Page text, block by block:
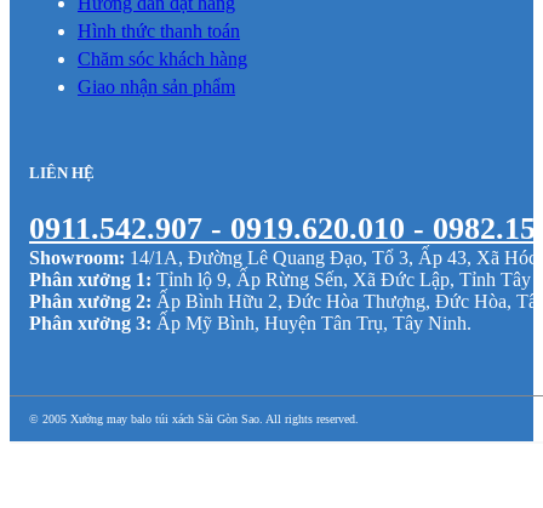
Hình thức thanh toán
Chăm sóc khách hàng
Giao nhận sản phẩm
LIÊN HỆ
0911.542.907 - 0919.620.010 -
Showroom: 14/1A, Đường Lê Quang Đạo, Tổ 3, Ấp 43, Xã Hóc
Phân xưởng 1: Tỉnh lộ 9, Ấp Rừng Sến, Xã Đức Lập, Tỉnh Tây
Phân xưởng 2: Ấp Bình Hữu 2, Đức Hòa Thượng, Đức Hòa,
Phân xưởng 3: Ấp Mỹ Bình, Huyện Tân Trụ, Tây Ninh.
© 2005 Xưởng may balo túi xách Sài Gòn Sao. All rights reserved.